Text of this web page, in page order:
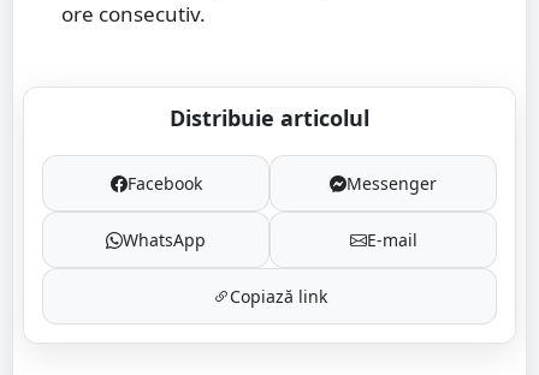
ore consecutiv.
Distribuie articolul
Facebook Messenger
WhatsApp E-mail
Copiază link